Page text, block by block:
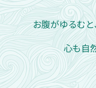
お腹がゆるむ
心も自